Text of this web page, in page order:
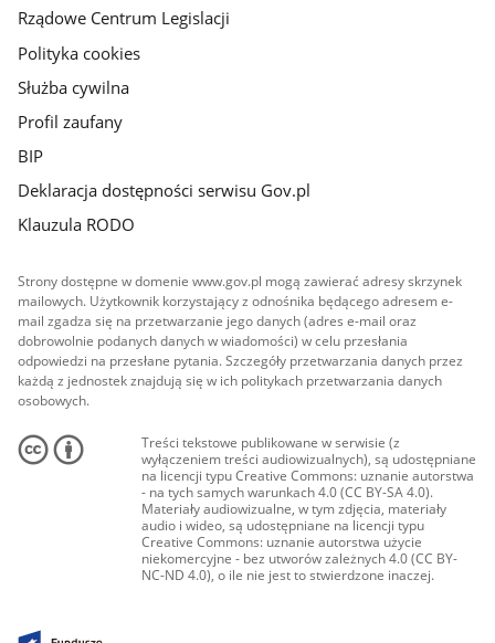
Rządowe Centrum Legislacji
Polityka cookies
Służba cywilna
Profil zaufany
BIP
Deklaracja dostępności serwisu Gov.pl
Klauzula RODO
Strony dostępne w domenie www.gov.pl mogą zawierać adresy skrzynek
mailowych. Użytkownik korzystający z odnośnika będącego adresem e-
mail zgadza się na przetwarzanie jego danych (adres e-mail oraz
dobrowolnie podanych danych w wiadomości) w celu przesłania
odpowiedzi na przesłane pytania. Szczegóły przetwarzania danych przez
każdą z jednostek znajdują się w ich politykach przetwarzania danych
osobowych.
Treści tekstowe publikowane w serwisie (z
wyłączeniem treści audiowizualnych), są udostępniane
na licencji typu Creative Commons: uznanie autorstwa
- na tych samych warunkach 4.0 (CC BY-SA 4.0).
Materiały audiowizualne, w tym zdjęcia, materiały
audio i wideo, są udostępniane na licencji typu
Creative Commons: uznanie autorstwa użycie
niekomercyjne - bez utworów zależnych 4.0 (CC BY-
NC-ND 4.0), o ile nie jest to stwierdzone inaczej.